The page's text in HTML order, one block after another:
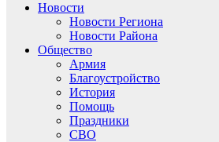
Новости
Новости Региона
Новости Района
Общество
Армия
Благоустройство
История
Помощь
Праздники
СВО